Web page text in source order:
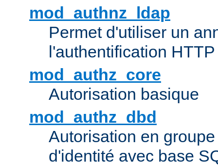
mod_authnz_ldap
Permet d'utiliser un
l'authentification
mod_authz_core
Autorisation basique
mod_authz_dbd
Autorisation en
d'identité avec base